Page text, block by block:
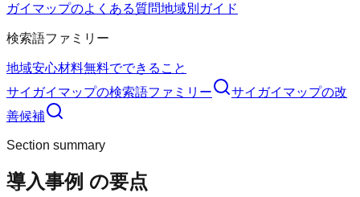
ガイマップのよくある質問地域別ガイド
検索語ファミリー
地域安心材料無料でできること
サイガイマップの検索語ファミリー サイガイマップの改
善候補
Section summary
導入事例 の要点